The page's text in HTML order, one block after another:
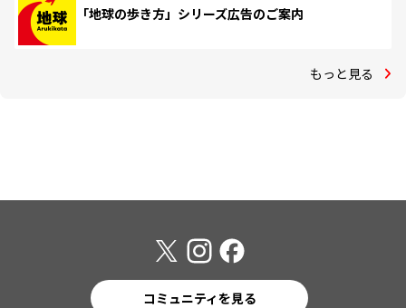
「地球の歩き方」シリーズ広告のご案内
もっと見る
コミュニティを見る